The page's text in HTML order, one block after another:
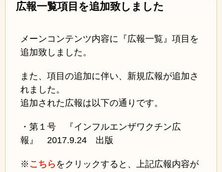
広報一覧項目を追加致しました
メーンコンテンツ内容に『広報一覧』項目を
追加致しました。
また、項目の追加に伴い、新規広報が追加さ
れました。
追加された広報は以下の通りです。
・第１号 『インフルエンザワクチン広
報』 2017.9.24 出版
※ こちら をクリックすると、上記広報内容が